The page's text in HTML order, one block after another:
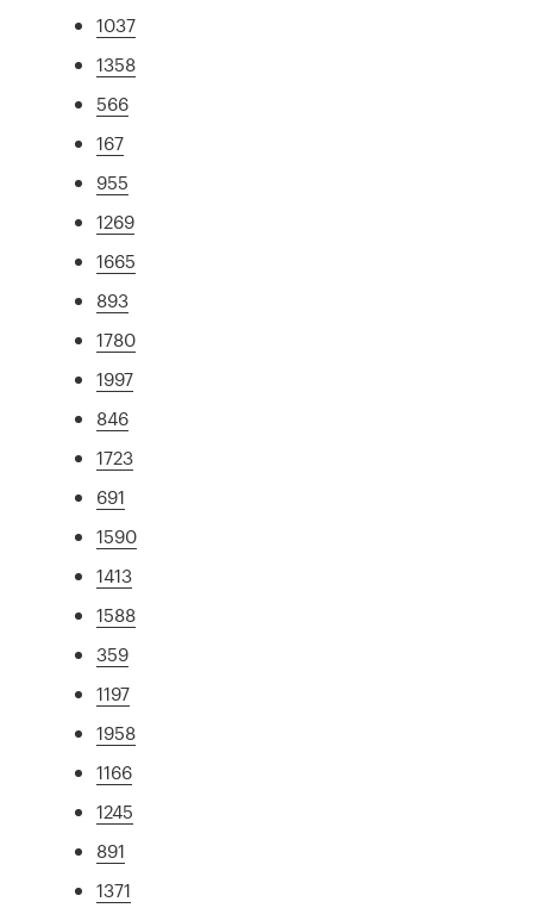
1037
1358
566
167
955
1269
1665
893
1780
1997
846
1723
691
1590
1413
1588
359
1197
1958
1166
1245
891
1371